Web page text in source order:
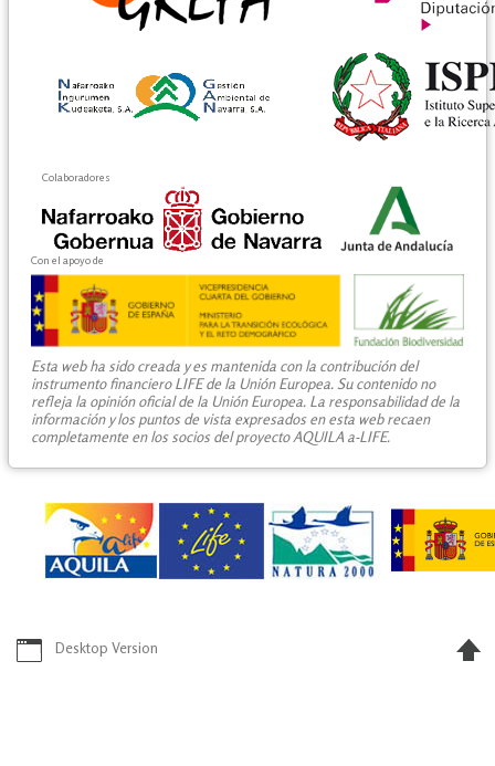
Colaboradores
Con el apoyo de
Esta web ha sido creada y es mantenida con la contribución del
instrumento financiero LIFE de la Unión Europea. Su contenido no
refleja la opinión oficial de la Unión Europea. La responsabilidad de la
información y los puntos de vista expresados en esta web recaen
completamente en los socios del proyecto AQUILA a-LIFE.
Desktop Version